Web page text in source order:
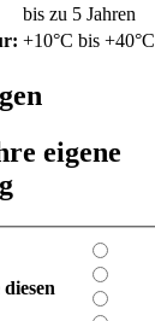
bis zu 5 Jahren
+10°C bis +40°C
eigene